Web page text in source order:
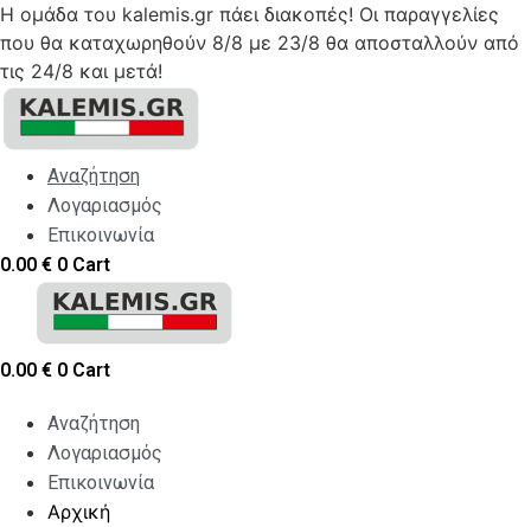
Η ομάδα του kalemis.gr πάει διακοπές! Οι παραγγελίες
που θα καταχωρηθούν 8/8 με 23/8 θα αποσταλλούν από
τις 24/8 και μετά!
Skip
content
Αναζήτηση
Λογαριασμός
Επικοινωνία
0.00 € 0 Cart
0.00 € 0 Cart
Αναζήτηση
Λογαριασμός
Επικοινωνία
Αρχική